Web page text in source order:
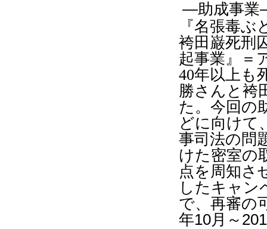
―助成事
『名張毒ぶ
袴田巌死刑
起事業 』 ＝
40年以上も
勝さんと袴
た。今回の
どに向けて
事司法の問
けた密室の
点を周知さ
したキャン
で、再審の
年10月～